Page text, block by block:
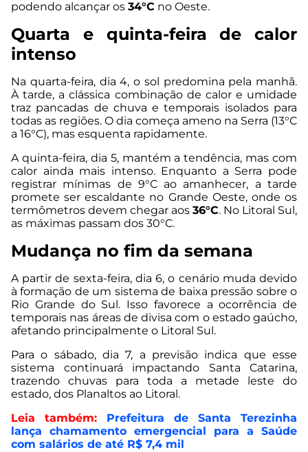
podendo alcançar os 34°C no Oeste.
Quarta e quinta-feira de calor
intenso
Na quarta-feira, dia 4, o sol predomina pela manhã.
À tarde, a clássica combinação de calor e umidade
traz pancadas de chuva e temporais isolados para
todas as regiões. O dia começa ameno na Serra (13°C
a 16°C), mas esquenta rapidamente.
A quinta-feira, dia 5, mantém a tendência, mas com
calor ainda mais intenso. Enquanto a Serra pode
registrar mínimas de 9°C ao amanhecer, a tarde
promete ser escaldante no Grande Oeste, onde os
termômetros devem chegar aos 36°C. No Litoral Sul,
as máximas passam dos 30°C.
Mudança no fim da semana
A partir de sexta-feira, dia 6, o cenário muda devido
à formação de um sistema de baixa pressão sobre o
Rio Grande do Sul. Isso favorece a ocorrência de
temporais nas áreas de divisa com o estado gaúcho,
afetando principalmente o Litoral Sul.
Para o sábado, dia 7, a previsão indica que esse
sistema continuará impactando Santa Catarina,
trazendo chuvas para toda a metade leste do
estado, dos Planaltos ao Litoral.
Leia também: Prefeitura de Santa Terezinha
lança chamamento emergencial para a Saúde
com salários de até R$ 7,4 mil